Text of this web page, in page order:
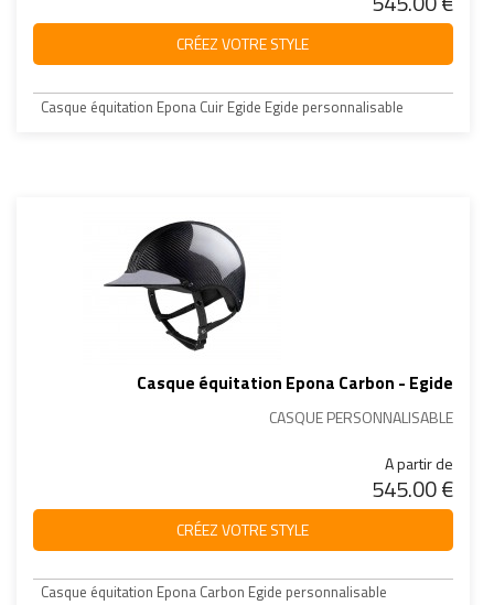
CRÉEZ VOTRE STYLE
Casque équitation Epona Cuir Egide Egide personnalisable
Casque équitation Epona Carbon - Egide
A partir de
545.00 €
CRÉEZ VOTRE STYLE
CASQUE PERSONNALISABLE
Casque équitation Epona Carbon Egide personnalisable